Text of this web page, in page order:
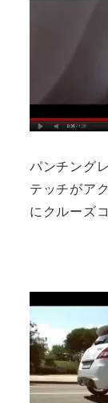
パンチング
テッチがア
にクルーズ